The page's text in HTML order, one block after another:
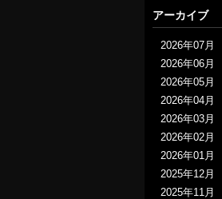
アーカイブ
2026年07月
2026年06月
2026年05月
2026年04月
2026年03月
2026年02月
2026年01月
2025年12月
2025年11月